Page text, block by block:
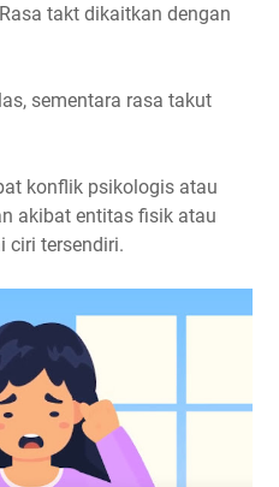
takt dikaitkan dengan
sementara rasa takut
konflik psikologis atau
akibat entitas fisik atau
ciri tersendiri.